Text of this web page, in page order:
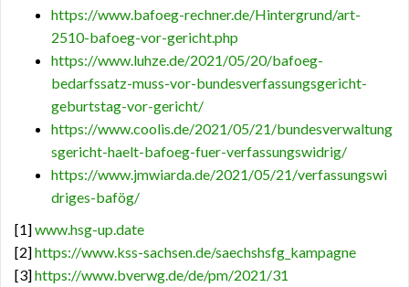
https://www.bafoeg-rechner.de/Hintergrund/art-
2510-bafoeg-vor-gericht.php
https://www.luhze.de/2021/05/20/bafoeg-
bedarfssatz-muss-vor-bundesverfassungsgericht-
geburtstag-vor-gericht/
https://www.coolis.de/2021/05/21/bundesverwaltung
sgericht-haelt-bafoeg-fuer-verfassungswidrig/
https://www.jmwiarda.de/2021/05/21/verfassungswi
driges-bafög/
[1]www.hsg-up.date
[2]https://www.kss-sachsen.de/saechshsfg_kampagne
[3]https://www.bverwg.de/de/pm/2021/31